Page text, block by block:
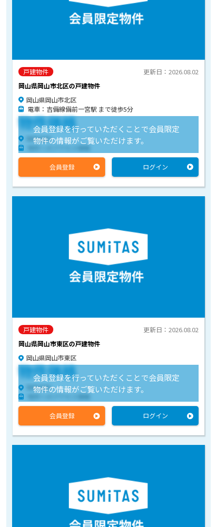
戸建物件
岡山県岡山市北区の戸建物件
更新日：2026.08.02
岡山県岡山市北区
電車：吉備線備前一宮駅 まで徒歩5分
会員登録を行っていただくことで会員限定
物件の情報がご覧いただけます。
物件価格
物件住所
物件へのアクセス情報
会員登録 ログイン
戸建物件
岡山県岡山市東区の戸建物件
更新日：2026.08.02
岡山県岡山市東区
会員登録を行っていただくことで会員限定
物件の情報がご覧いただけます。
物件価格
物件住所
会員登録 ログイン